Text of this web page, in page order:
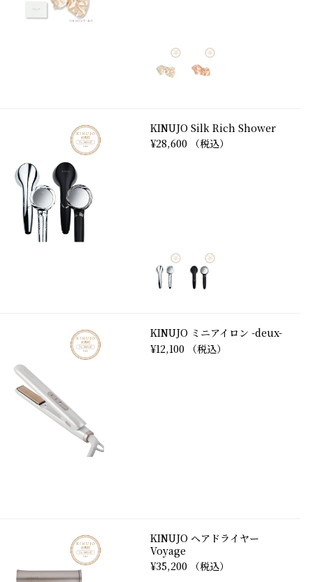
KINUJO Silk Rich Shower
¥28,600 （税込）
KINUJO ミニアイロン -deux-
¥12,100 （税込）
KINUJO ヘアドライヤー
Voyage
¥35,200 （税込）